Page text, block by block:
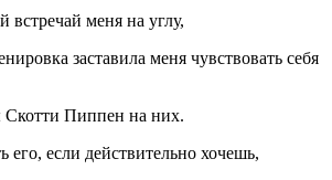
меня на углу,
заставила меня чувствовать себя
Пиппен на них.
если действительно хочешь,